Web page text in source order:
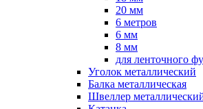
20 мм
6 метров
6 мм
8 мм
для ленточного
Уголок металлический
Балка металлическая
Швеллер